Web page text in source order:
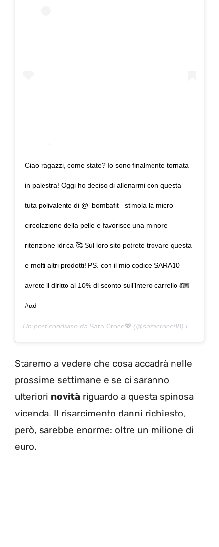
Ciao ragazzi, come state? Io sono finalmente tornata
in palestra! Oggi ho deciso di allenarmi con questa
tuta polivalente di @_bombafit_ stimola la micro
circolazione della pelle e favorisce una minore
ritenzione idrica 🥰 Sul loro sito potrete trovare questa
e molti altri prodotti! PS. con il mio codice SARA10
avrete il diritto al 10% di sconto sull’intero carrello 💃🏼
#ad
Un post condiviso da Sara Croce💖 (@saracroce98) in data:
Staremo a vedere che cosa accadrà nelle
prossime settimane e se ci saranno
ulteriori novità riguardo a questa spinosa
vicenda. Il risarcimento danni richiesto,
però, sarebbe enorme: oltre un milione di
euro.